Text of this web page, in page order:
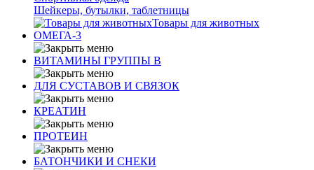
Шейкеры, бутылки, таблетницы
Товары для животных
ОМЕГА-3
ВИТАМИНЫ ГРУППЫ В
ДЛЯ СУСТАВОВ И СВЯЗОК
КРЕАТИН
ПРОТЕИН
БАТОНЧИКИ И СНЕКИ